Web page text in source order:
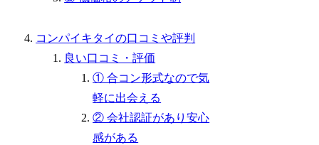
コンパイキタイの口コミや評判
良い口コミ・評価
① 合コン形式なので気
軽に出会える
② 会社認証があり安心
感がある